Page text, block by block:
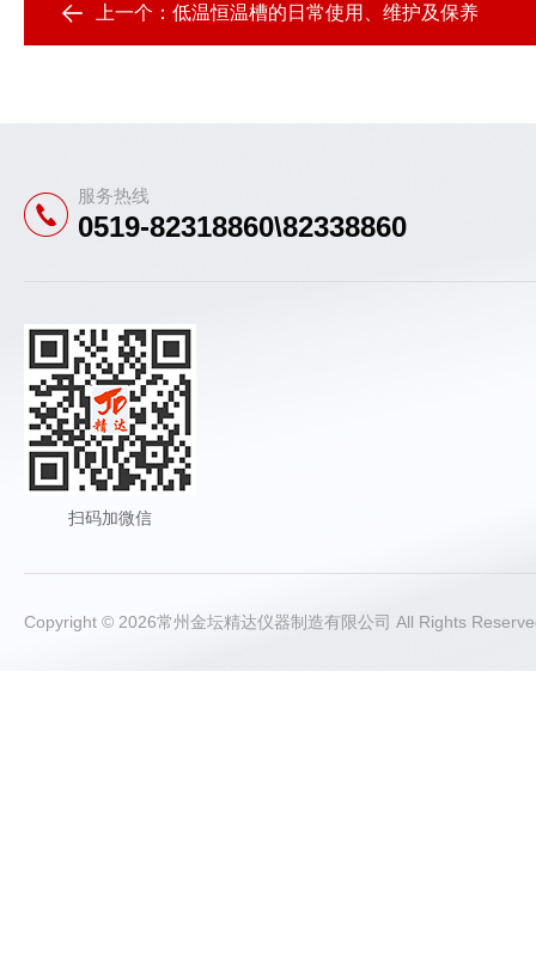
上一个： 低温恒温槽的日常使用、维护及保养
服务热线
0519-82318860\82338860
扫码加微信
Copyright © 2026常州金坛精达仪器制造有限公司 All Rights